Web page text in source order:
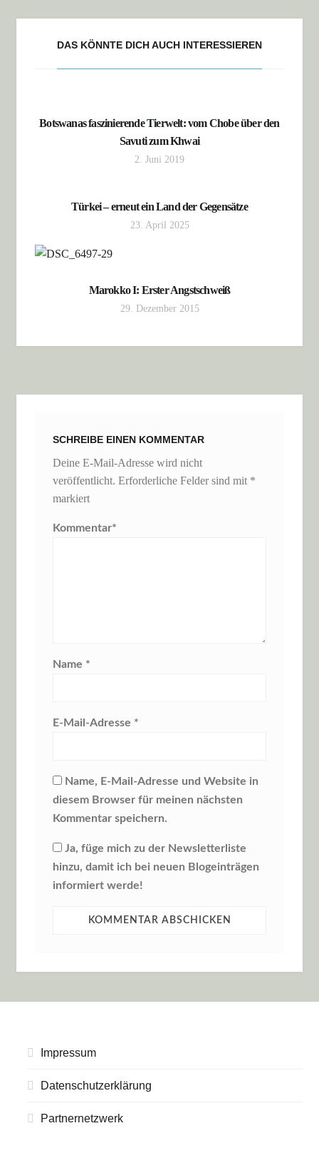
DAS KÖNNTE DICH AUCH INTERESSIEREN
Botswanas faszinierende Tierwelt: vom Chobe über den
Savuti zum Khwai
2. Juni 2019
Türkei – erneut ein Land der Gegensätze
23. April 2025
Marokko I: Erster Angstschweiß
29. Dezember 2015
SCHREIBE EINEN KOMMENTAR
Deine E-Mail-Adresse wird nicht
veröffentlicht. Erforderliche Felder sind mit *
markiert
Kommentar*
Name *
E-Mail-Adresse *
Name, E-Mail-Adresse und Website in
diesem Browser für meinen nächsten
Kommentar speichern.
Ja, füge mich zu der Newsletterliste
hinzu, damit ich bei neuen Blogeinträgen
informiert werde!
Impressum
Datenschutzerklärung
Partnernetzwerk